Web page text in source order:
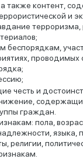
также контент,
и
беспорядкам,
честь и
граждан.
пола,
языка,
религии,